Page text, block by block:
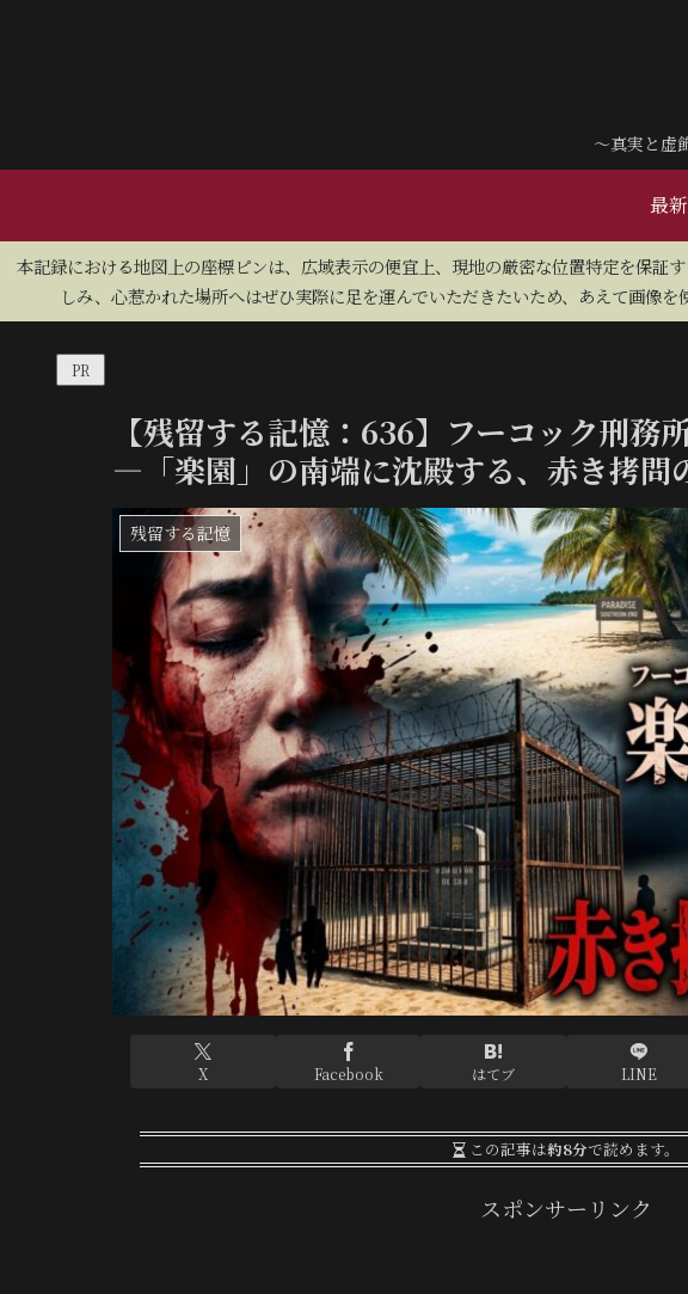
～真実と虚
最
本記録における地図上の座標ピンは、広域表示の便宜上、現地の厳密な位置特定を保
しみ、心惹かれた場所へはぜひ実際に足を運んでいただきたいため、あえて画像
PR
【残留する記憶：636】フーコック刑務
―「楽園」の南端に沈殿する、赤き拷問
残留する記憶
X Facebook はてブ LINE
この記事は約8分で読めます。
スポンサーリンク